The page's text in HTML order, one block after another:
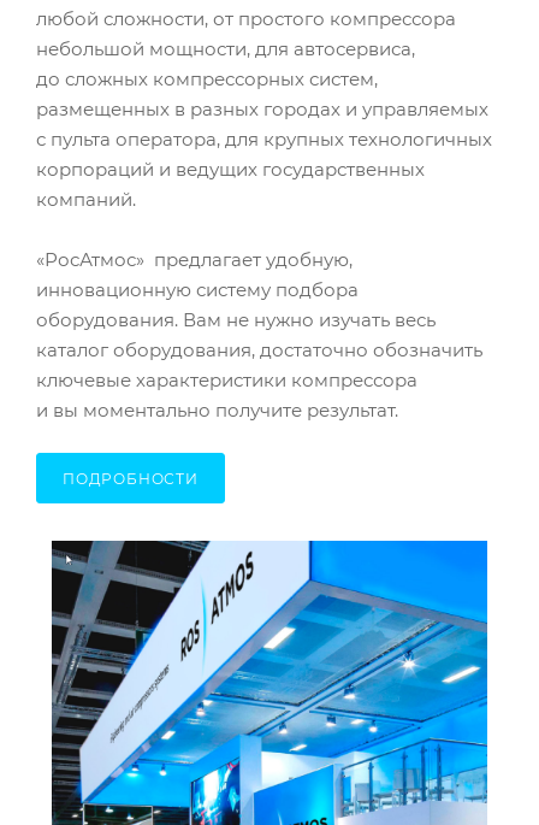
любой сложности, от простого компрессора
небольшой мощности, для автосервиса,
до сложных компрессорных систем,
размещенных в разных городах и управляемых
с пульта оператора, для крупных технологичных
корпораций и ведущих государственных
компаний.
«РосАтмос» предлагает удобную,
инновационную систему подбора
оборудования. Вам не нужно изучать весь
каталог оборудования, достаточно обозначить
ключевые характеристики компрессора
и вы моментально получите результат.
ПОДРОБНОСТИ